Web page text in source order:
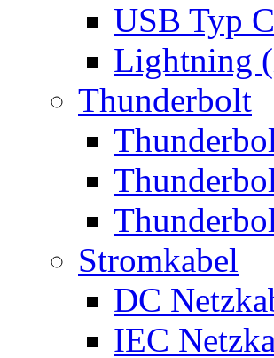
USB Typ C
Lightning
Thunderbolt
Stromkabel
DC
IEC